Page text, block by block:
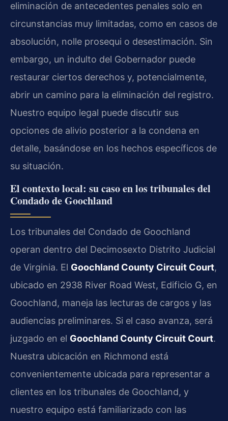
eliminación de antecedentes penales solo en
circunstancias muy limitadas, como en casos de
absolución, nolle prosequi o desestimación. Sin
embargo, un indulto del Gobernador puede
restaurar ciertos derechos y, potencialmente,
abrir un camino para la eliminación del registro.
Nuestro equipo legal puede discutir sus
opciones de alivio posterior a la condena en
detalle, basándose en los hechos específicos de
su situación.
El contexto local: su caso en los tribunales del
Condado de Goochland
Los tribunales del Condado de Goochland
operan dentro del Decimosexto Distrito Judicial
de Virginia. El Goochland County Circuit Court,
ubicado en 2938 River Road West, Edificio G, en
Goochland, maneja las lecturas de cargos y las
audiencias preliminares. Si el caso avanza, será
juzgado en el Goochland County Circuit Court.
Nuestra ubicación en Richmond está
convenientemente ubicada para representar a
clientes en los tribunales de Goochland, y
nuestro equipo está familiarizado con las